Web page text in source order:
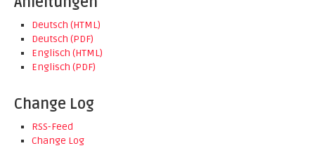
Deutsch (HTML)
Deutsch (PDF)
Englisch (HTML)
Englisch (PDF)
Change Log
RSS-Feed
Change Log